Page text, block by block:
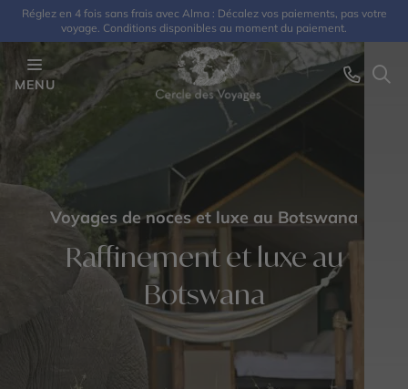
Réglez en 4 fois sans frais avec Alma : Décalez vos paiements, pas votre
voyage. Conditions disponibles au moment du paiement.
MENU
Voyages de noces et luxe au Botswana
Raffinement et luxe au
Botswana